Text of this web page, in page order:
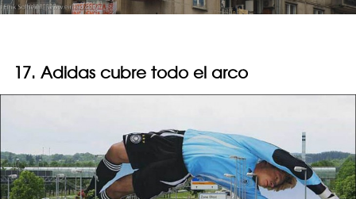
17. Adidas cubre todo el arco